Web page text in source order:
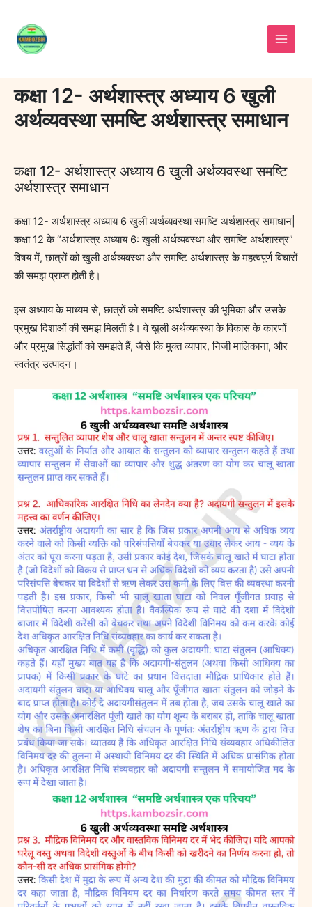
content
कक्षा 12- अर्थशास्त्र अध्याय 6 खुली
अर्थव्यवस्था समष्टि अर्थशास्त्र समाधान
कक्षा 12- अर्थशास्त्र अध्याय 6 खुली अर्थव्यवस्था समष्टि
अर्थशास्त्र समाधान
कक्षा 12- अर्थशास्त्र अध्याय 6 खुली अर्थव्यवस्था समष्टि अर्थशास्त्र समाधान|
कक्षा 12 के “अर्थशास्त्र अध्याय 6: खुली अर्थव्यवस्था और समष्टि अर्थशास्त्र”
विषय में, छात्रों को खुली अर्थव्यवस्था और समष्टि अर्थशास्त्र के महत्वपूर्ण विचारों
की समझ प्राप्त होती है।
इस अध्याय के माध्यम से, छात्रों को समष्टि अर्थशास्त्र की भूमिका और उसके
प्रमुख दिशाओं की समझ मिलती है। वे खुली अर्थव्यवस्था के विकास के कारणों
और प्रमुख सिद्धांतों को समझते हैं, जैसे कि मुक्त व्यापार, निजी मालिकाना, और
स्वतंत्र उत्पादन।